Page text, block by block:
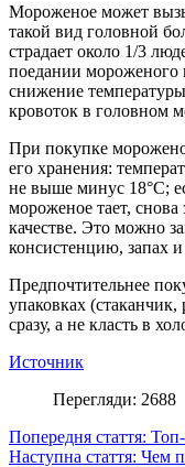
Мороженое может
такой вид головной
страдает около 1/3
поедании мороженого
снижение
кровоток в головном
При покупке
его хранения:
не выше минус 18°С;
мороженое тает, снова
качестве. Это можно
консистенцию, запах и
Предпочтительнее
упаковках
сразу, а не класть в
Источник
Перегляди: 2688
Попередня стаття:
Наступна стаття: Чем